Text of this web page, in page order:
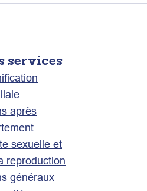
services
après
sexuelle et
reproduction
généraux